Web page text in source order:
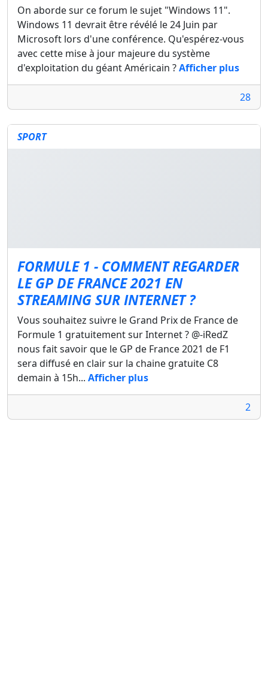
On aborde sur ce forum le sujet "Windows 11".
Windows 11 devrait être révélé le 24 Juin par
Microsoft lors d'une conférence. Qu'espérez-vous
avec cette mise à jour majeure du système
d'exploitation du géant Américain ?Afficher plus
28
SPORT
FORMULE 1 - COMMENT REGARDER
LE GP DE FRANCE 2021 EN
STREAMING SUR INTERNET ?
Vous souhaitez suivre le Grand Prix de France de
Formule 1 gratuitement sur Internet ? @-iRedZ
nous fait savoir que le GP de France 2021 de F1
sera diffusé en clair sur la chaine gratuite C8
demain à 15h... Afficher plus
2